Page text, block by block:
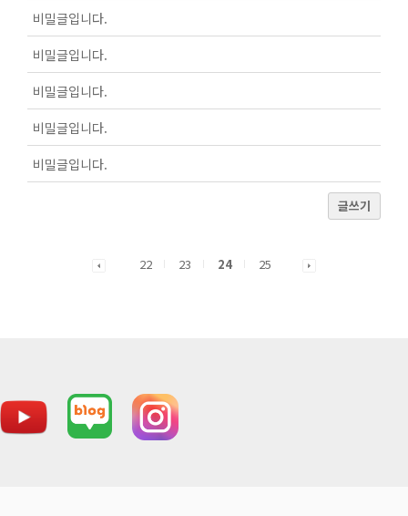
비밀글입니다.
비밀글입니다.
비밀글입니다.
비밀글입니다.
비밀글입니다.
글쓰기
22 23 24 25